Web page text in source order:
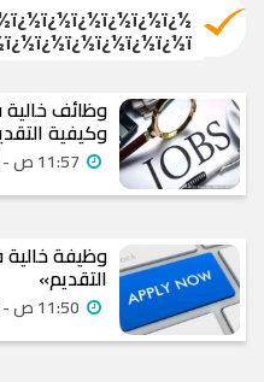
وكيفية
وظيفة
التقديم»